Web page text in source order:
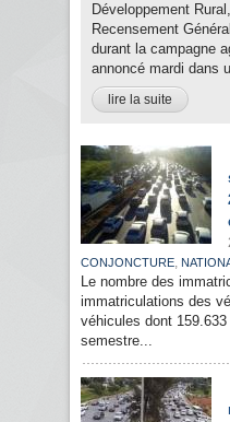
Développement
Recensement
durant la campagne
annoncé mardi dans
lire la suite
CONJONCTURE,
Le nombre des
immatriculations des
véhicules dont
semestre...